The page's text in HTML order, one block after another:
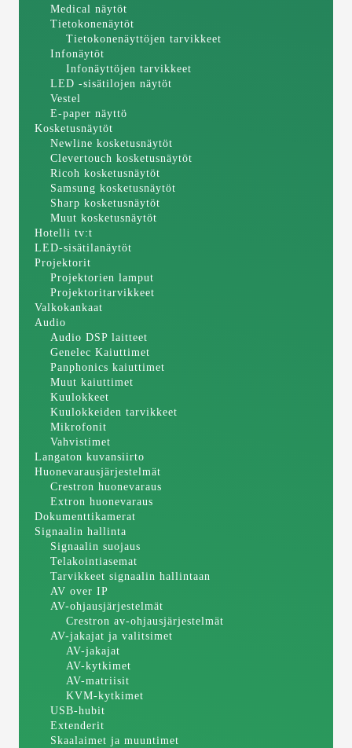
Medical näytöt
Tietokonenäytöt
Tietokonenäyttöjen tarvikkeet
Infonäytöt
Infonäyttöjen tarvikkeet
LED -sisätilojen näytöt
Vestel
E-paper näyttö
Kosketusnäytöt
Newline kosketusnäytöt
Clevertouch kosketusnäytöt
Ricoh kosketusnäytöt
Samsung kosketusnäytöt
Sharp kosketusnäytöt
Muut kosketusnäytöt
Hotelli tv:t
LED-sisätilanäytöt
Projektorit
Projektorien lamput
Projektoritarvikkeet
Valkokankaat
Audio
Audio DSP laitteet
Genelec Kaiuttimet
Panphonics kaiuttimet
Muut kaiuttimet
Kuulokkeet
Kuulokkeiden tarvikkeet
Mikrofonit
Vahvistimet
Langaton kuvansiirto
Huonevarausjärjestelmät
Crestron huonevaraus
Extron huonevaraus
Dokumenttikamerat
Signaalin hallinta
Signaalin suojaus
Telakointiasemat
Tarvikkeet signaalin hallintaan
AV over IP
AV-ohjausjärjestelmät
Crestron av-ohjausjärjestelmät
AV-jakajat ja valitsimet
AV-jakajat
AV-kytkimet
AV-matriisit
KVM-kytkimet
USB-hubit
Extenderit
Skaalaimet ja muuntimet